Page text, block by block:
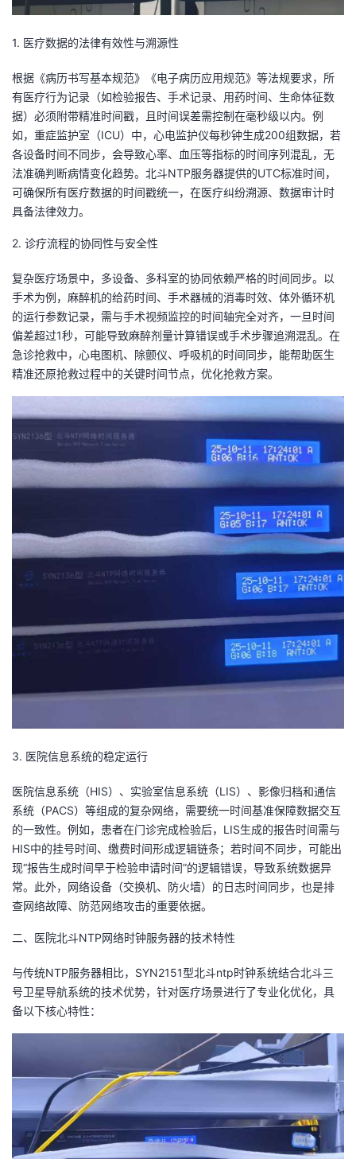
证
实
验
的
收
藏
持
建
议
1. 医疗数据的法律有效性与溯源性
根据《病历书写基本规范》《电子病历应用规范》等法规要求，所
有医疗行为记录（如检验报告、手术记录、用药时间、生命体征数
据）必须附带精准时间戳，且时间误差需控制在毫秒级以内。例
如，重症监护室（ICU）中，心电监护仪每秒钟生成200组数据，若
各设备时间不同步，会导致心率、血压等指标的时间序列混乱，无
法准确判断病情变化趋势。北斗NTP服务器提供的UTC标准时间，
可确保所有医疗数据的时间戳统一，在医疗纠纷溯源、数据审计时
具备法律效力。
2. 诊疗流程的协同性与安全性
复杂医疗场景中，多设备、多科室的协同依赖严格的时间同步。以
手术为例，麻醉机的给药时间、手术器械的消毒时效、体外循环机
的运行参数记录，需与手术视频监控的时间轴完全对齐，一旦时间
偏差超过1秒，可能导致麻醉剂量计算错误或手术步骤追溯混乱。在
急诊抢救中，心电图机、除颤仪、呼吸机的时间同步，能帮助医生
精准还原抢救过程中的关键时间节点，优化抢救方案。
3. 医院信息系统的稳定运行
医院信息系统（HIS）、实验室信息系统（LIS）、影像归档和通信
系统（PACS）等组成的复杂网络，需要统一时间基准保障数据交互
的一致性。例如，患者在门诊完成检验后，LIS生成的报告时间需与
HIS中的挂号时间、缴费时间形成逻辑链条；若时间不同步，可能出
现“报告生成时间早于检验申请时间”的逻辑错误，导致系统数据异
常。此外，网络设备（交换机、防火墙）的日志时间同步，也是排
查网络故障、防范网络攻击的重要依据。
二、医院北斗NTP网络时钟服务器的技术特性
与传统NTP服务器相比，SYN2151型北斗ntp时钟系统结合北斗三
号卫星导航系统的技术优势，针对医疗场景进行了专业化优化，具
备以下核心特性：